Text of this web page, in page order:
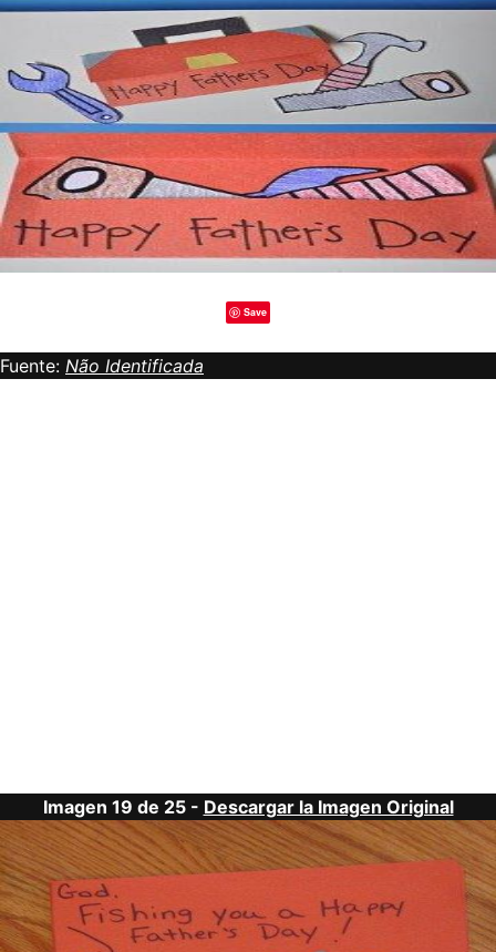
Save
Fuente: Não Identificada
Imagen 19 de 25 - Descargar la Imagen Original